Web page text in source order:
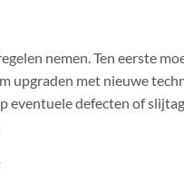
nemen. Ten eerste
upgraden met nieuwe
eventuele defecten of